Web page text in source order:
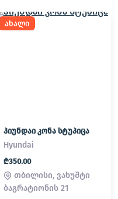
ახალი
ჰიუნდაი კონა სტუპიცა
Hyundai
₾350.00
თბილისი, ვახუშტი
ბაგრატიონის 21